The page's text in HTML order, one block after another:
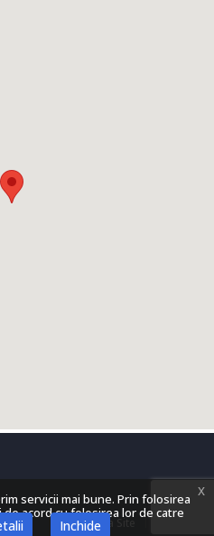
Harta Site
servicii mai bune. Prin folosirea
acord cu folosirea lor de catre
Inchide
x